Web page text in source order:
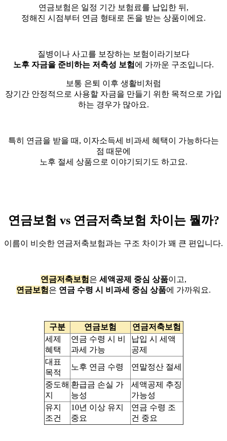
연금보험은 일정 기간 보험료를 납입한 뒤,
정해진 시점부터 연금 형태로 돈을 받는 상품이에요.
질병이나 사고를 보장하는 보험이라기보다
노후 자금을 준비하는 저축성 보험 에 가까운 구조입니다.
보통 은퇴 이후 생활비처럼
장기간 안정적으로 사용할 자금을 만들기 위한 목적으로 가입
하는 경우가 많아요.
특히 연금을 받을 때, 이자소득세 비과세 혜택이 가능하다는
점 때문에
노후 절세 상품으로 이야기되기도 하고요.
연금보험 vs 연금저축보험 차이는 뭘까?
이름이 비슷한 연금저축보험과는 구조 차이가 꽤 큰 편입니다.
연금저축보험 은 세액공제 중심 상품이고,
연금보험 은 연금 수령 시 비과세 중심 상품에 가까워요.
구분 연금보험
연금저축보험
세제
혜택
연금 수령 시 비
과세 가능
납입 시 세액
공제
대표
목적
노후 연금 수령 연말정산 절세
중도해
지
환급금 손실 가
능성
세액공제 추징
가능성
유지
조건
10년 이상 유지
중요
연금 수령 조
건 중요